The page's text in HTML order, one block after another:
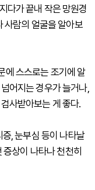
다가 끝내 작은 망원경
사람의 얼굴을 알아보
에 스스로는 조기에 알
어지는 경우가 늘거나,
사받아보는 게 좋다.
, 눈부심 등이 나타날
상이 나타나 천천히